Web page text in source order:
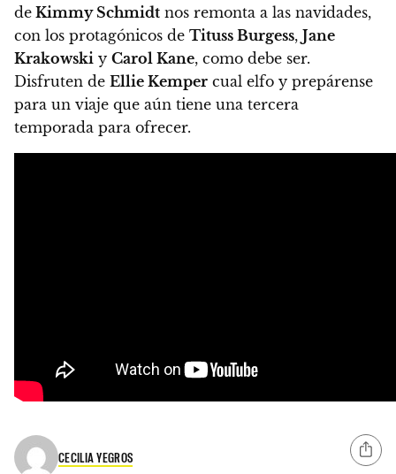
de Kimmy Schmidt nos remonta a las navidades,
con los protagónicos de Tituss Burgess, Jane
Krakowski y Carol Kane, como debe ser.
Disfruten de Ellie Kemper cual elfo y prepárense
para un viaje que aún tiene una tercera
temporada para ofrecer.
CECILIA YEGROS